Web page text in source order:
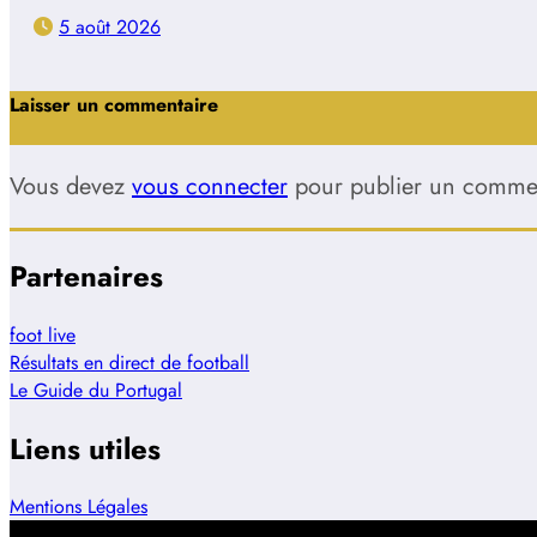
5 août 2026
Laisser un commentaire
Vous devez vous connecter pour publier un
Partenaires
foot live
Résultats en direct de football
Le Guide du Portugal
Liens utiles
Mentions Légales